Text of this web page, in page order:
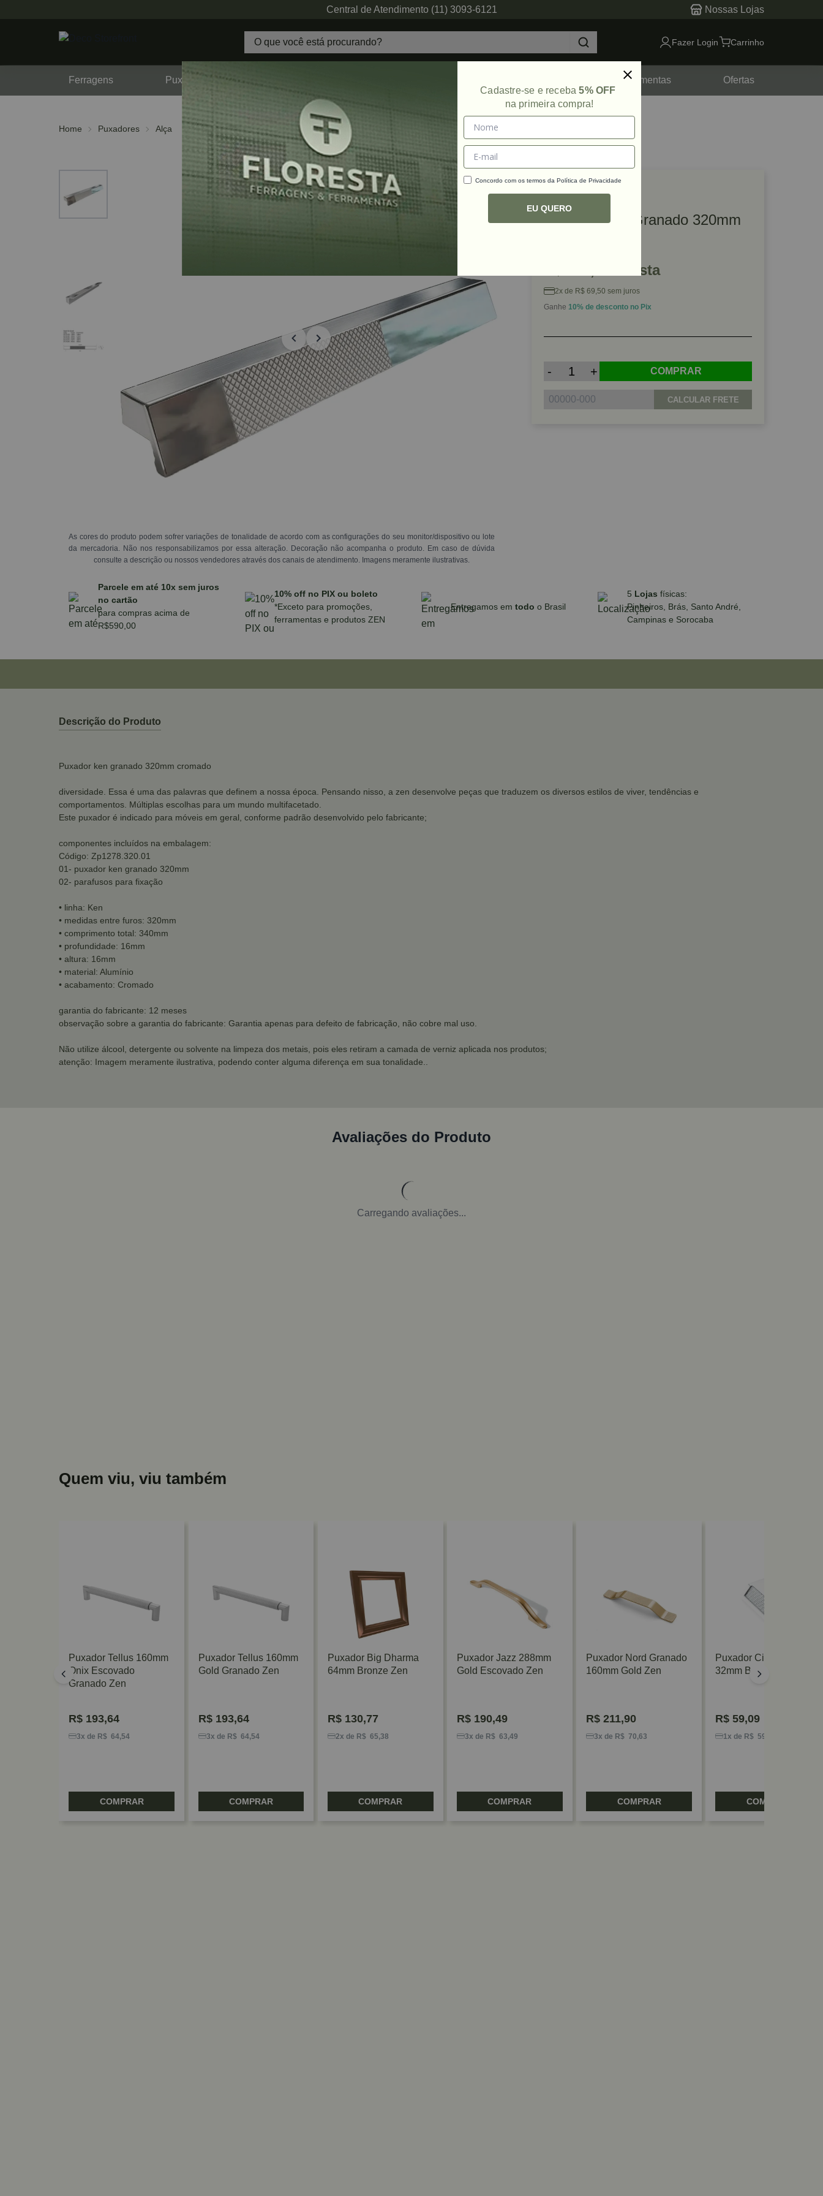
Central de Atendimento (11) 3093-6121 Nossas Lojas
Fazer Login Carrinho
Ferragens Puxadores Ferramentas Ofertas
Home Puxadores Alça
As cores do produto podem sofrer variações de tonalidade de acordo com as configurações do seu monitor/dispositivo ou lote
da mercadoria. Não nos responsabilizamos por essa alteração. Decoração não acompanha o produto. Em caso de dúvida
consulte a descrição ou nossos vendedores através dos canais de atendimento. Imagens meramente ilustrativas.
Ref: 52639
Puxador Ken Granado 320mm
R$ 139,00 à vista
2x de R$ 69,50 sem juros
Ganhe 10% de desconto no Pix
- + COMPRAR
CALCULAR FRETE
Parcele em até 10x sem juros
no cartão
para compras acima de
R$590,00
10% off no PIX ou boleto
*Exceto para promoções,
ferramentas e produtos ZEN
Entregamos em todo o Brasil
5 Lojas físicas:
Pinheiros, Brás, Santo André,
Campinas e Sorocaba
Descrição do Produto
Puxador ken granado 320mm cromado
diversidade. Essa é uma das palavras que definem a nossa época. Pensando nisso, a zen desenvolve peças que traduzem os diversos estilos de viver, tendências e
comportamentos. Múltiplas escolhas para um mundo multifacetado.
Este puxador é indicado para móveis em geral, conforme padrão desenvolvido pelo fabricante;
componentes incluídos na embalagem:
Código: Zp1278.320.01
01- puxador ken granado 320mm
02- parafusos para fixação
• linha: Ken
• medidas entre furos: 320mm
• comprimento total: 340mm
• profundidade: 16mm
• altura: 16mm
• material: Alumínio
• acabamento: Cromado
garantia do fabricante: 12 meses
observação sobre a garantia do fabricante: Garantia apenas para defeito de fabricação, não cobre mal uso.
Não utilize álcool, detergente ou solvente na limpeza dos metais, pois eles retiram a camada de verniz aplicada nos produtos;
atenção: Imagem meramente ilustrativa, podendo conter alguma diferença em sua tonalidade..
Avaliações do Produto
Carregando avaliações...
Quem viu, viu também
Puxador Tellus 160mm
Onix Escovado
Granado Zen
R$ 193,64
3x de R$ 64,54
COMPRAR
Puxador Tellus 160mm
Gold Granado Zen
R$193,64
3x de R$ 64,54
COMPRAR
Puxador Big Dharma
64mm Bronze Zen
R$130,77
2x de R$ 65,38
COMPRAR
Puxador Jazz 288mm
Gold Escovado Zen
R$190,49
3x de R$ 63,49
COMPRAR
Puxador Nord Granado
160mm Gold Zen
R$ 211,90
3x de R$ 70,63
COMPRAR
Puxador Citizen 45º
32mm Branco Zen
R$ 59,09
1x de R$ 59,09
COMPRAR
Cadastre-se e receba5% OFF
na primeira compra!
Concordo com os termos da Política de Privacidade
EU QUERO